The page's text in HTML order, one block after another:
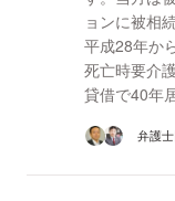
ョンに被相
平成28年か
死亡時要介
貸借で40年
法的に支...
弁護